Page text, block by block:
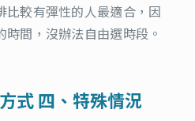
比較有彈性的人最適合，因
間，沒辦法自由選時段。
式 四、特殊情況